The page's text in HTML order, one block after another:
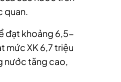
quan.
đạt khoảng 6,5-
mức XK 6,7 triệu
nước tăng cao,